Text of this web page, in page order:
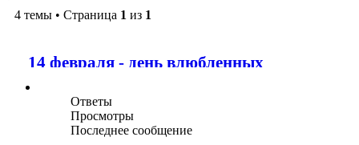
4 темы • Страница 1 из 1
14 февраля - день влюбленных
Ответы
Просмотры
Последнее сообщение